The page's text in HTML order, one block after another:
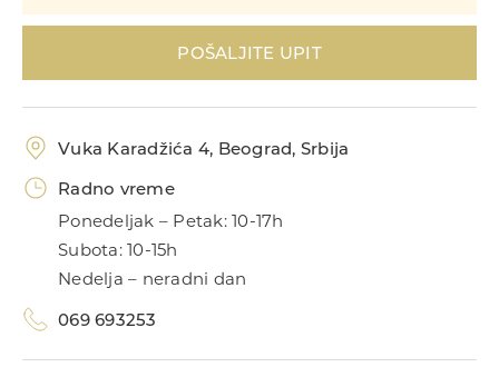
Kinetik
Dečije narukvice
Dečije ogrlice
POKLONI
Zlatnik
Poklon za rođendan
Poklon za krštenje
Poklon za sve prilike
O NAMA
KONTAKT
069 693253
POŠALJITE UPIT
Vuka Karadžića 4, Beograd, Srbija
Radno vreme
Ponedeljak – Petak: 10-17h
Subota: 10-15h
Nedelja – neradni dan
069 693253